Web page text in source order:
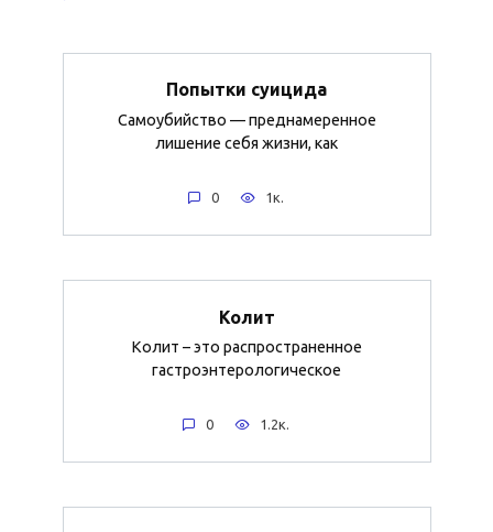
Попытки суицида
Самоубийство — преднамеренное
лишение себя жизни, как
0 1к.
Колит
Колит – это распространенное
гастроэнтерологическое
0 1.2к.